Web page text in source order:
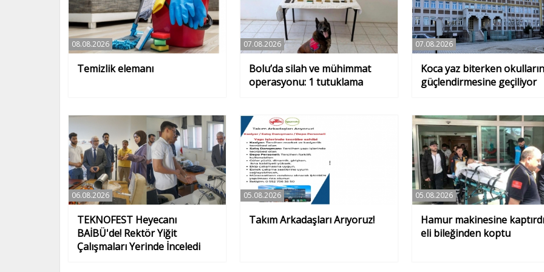
08.08.2026
Temizlik elemanı
07.08.2026
Bolu’da silah ve mühimmat
operasyonu: 1 tutuklama
07.08.2026
Koca yaz biterken
güçlendirmesine geçiliyor
06.08.2026
TEKNOFEST Heyecanı
BAİBÜ'de! Rektör Yiğit
Çalışmaları Yerinde İnceledi
05.08.2026
Takım Arkadaşları Arıyoruz!
05.08.2026
Hamur makinesine
eli bileğinden koptu